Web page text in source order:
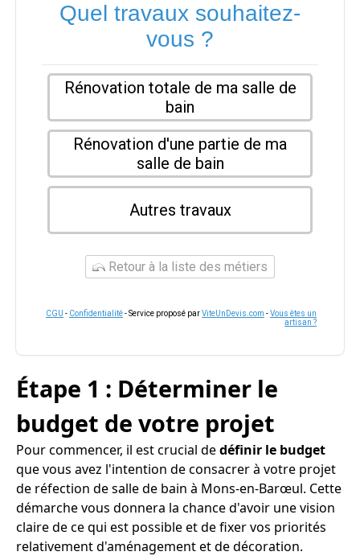
Quel travaux souhaitez-
vous ?
Rénovation totale de ma salle de
bain
Rénovation d'une partie de ma
salle de bain
Autres travaux
Retour à la liste des métiers
CGU - Confidentialité- Service proposé parViteUnDevis.com -Vous êtes un
artisan ?
Étape 1 : Déterminer le
budget de votre projet
Pour commencer, il est crucial dedéfinir le budget
que vous avez l'intention de consacrer à votre projet
de réfection de salle de bain à Mons-en-Barœul. Cette
démarche vous donnera la chance d'avoir une vision
claire de ce qui est possible et de fixer vos priorités
relativement d'aménagement et de décoration.